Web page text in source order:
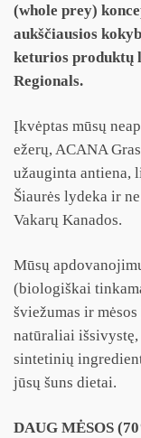
(whole prey)
aukščiausios
keturios produktų
Regionals.
Įkvėptas mūsų
ežerų, ACANA
užauginta antiena,
Šiaurės lydeka ir
Vakarų Kanados.
Mūsų
(biologiškai
šviežumas ir
natūraliai
sintetinių
jūsų šuns dietai.
DAUG MĖSOS